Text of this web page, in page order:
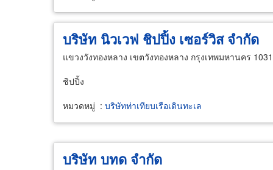
บริษัท นิวเวฟ ชิปปิ้ง เซอร์วิส จำกัด
แขวงวังทองหลาง เขตวังทองหลาง กรุงเทพมหานคร
ชิปปิ้ง
หมวดหมู่ : บริษัทท่าเทียบเรือเดินทะเล
บริษัท บทด จำกัด